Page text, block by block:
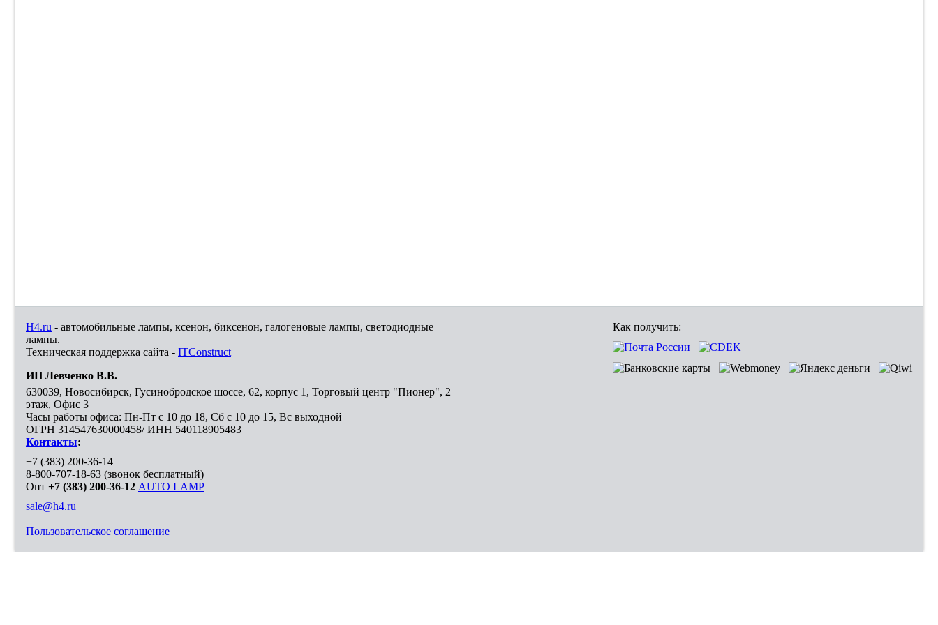
H4.ru - автомобильные лампы, ксенон, биксенон, галогеновые лампы, светодиодные
лампы.
Техническая поддержка сайта - ITConstruct
ИП Левченко В.В.
630039, Новосибирск, Гусинобродское шоссе, 62, корпус 1, Торговый центр "Пионер", 2
этаж, Офис 3
Часы работы офиса: Пн-Пт с 10 до 18, Сб с 10 до 15, Вс выходной
ОГРН 314547630000458/ ИНН 540118905483
Контакты:
+7 (383) 200-36-14
8-800-707-18-63 (звонок бесплатный)
Опт +7 (383) 200-36-12 AUTO LAMP
sale@h4.ru
Пользовательское соглашение
Как получить: